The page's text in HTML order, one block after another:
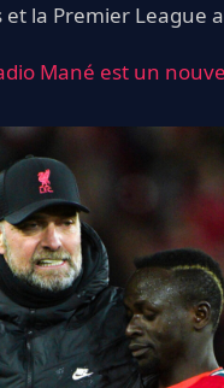
la Premier League
Mané est un